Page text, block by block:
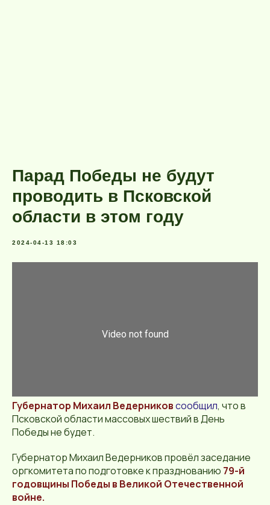
Парад Победы не будут
проводить в Псковской
области в этом году
2024-04-13 18:03
Губернатор Михаил Ведерниковсообщил, что в
Псковской области массовых шествий в День
Победы не будет.
Губернатор Михаил Ведерников провёл заседание
оргкомитета по подготовке к празднованию 79-й
годовщины Победы в Великой Отечественной
войне.